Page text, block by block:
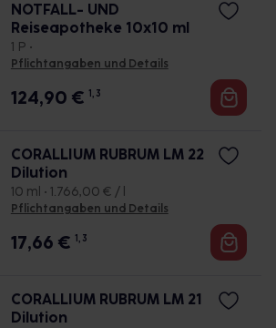
NOTFALL- UND
Reiseapotheke 10x10 ml
1 P •
Pflichtangaben und Details
124,90 € 1, 3
CORALLIUM RUBRUM LM 22
Dilution
10 ml • 1.766,00 € / l
Pflichtangaben und Details
17,66 € 1, 3
CORALLIUM RUBRUM LM 21
Dilution